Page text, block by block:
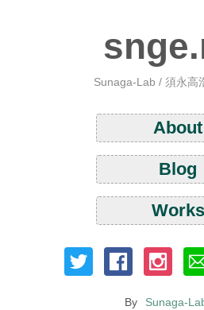
Sunaga-Lab / 須永高
About
Blog
Works
By Sunaga-